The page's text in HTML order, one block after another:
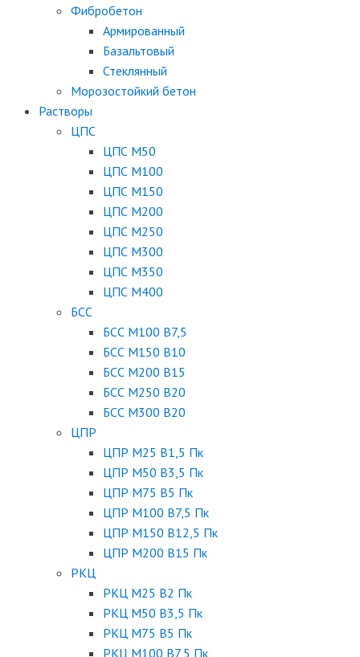
Фибробетон
Армированный
Базальтовый
Стеклянный
Морозостойкий бетон
Растворы
ЦПС
ЦПС М50
ЦПС М100
ЦПС М150
ЦПС М200
ЦПС М250
ЦПС М300
ЦПС М350
ЦПС М400
БСС
БСС М100 B7,5
БСС М150 B10
БСС М200 B15
БСС М250 B20
БСС М300 B20
ЦПР
ЦПР М25 B1,5 Пк
ЦПР М50 B3,5 Пк
ЦПР М75 B5 Пк
ЦПР М100 B7,5 Пк
ЦПР М150 B12,5 Пк
ЦПР М200 B15 Пк
РКЦ
РКЦ М25 B2 Пк
РКЦ М50 В3,5 Пк
РКЦ М75 B5 Пк
РКЦ М100 B7,5 Пк